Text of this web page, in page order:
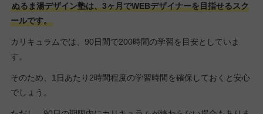
ぬるま湯デザイン塾は、3ヶ月でWEBデザイナーを目指せるスク
ールです。
カリキュラムでは、90日間で200時間の学習を目安としていま
す。
そのため、1日あたり2時間程度の学習時間を確保しておくと安心
でしょう。